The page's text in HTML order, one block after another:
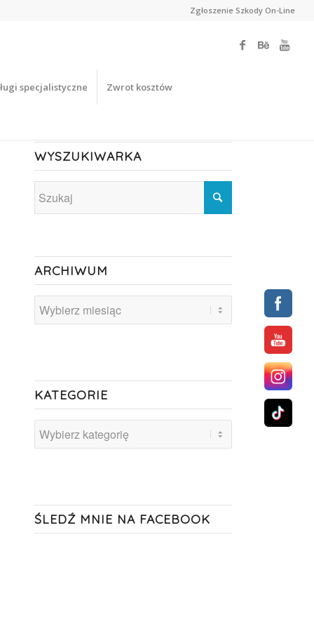
Zgłoszenie Szkody On-Line
specjalistyczne Zwrot kosztów
WYSZUKIWARKA
ARCHIWUM
KATEGORIE
Kategorie
ŚLEDŹ MNIE NA FACEBOOK